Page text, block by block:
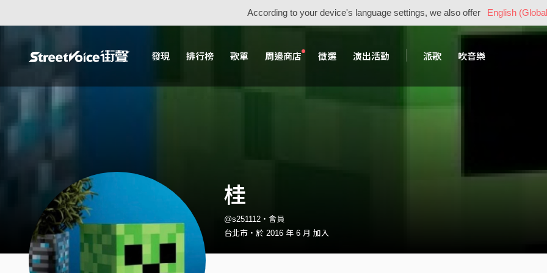
According to your device's language settings, we also offer English
發現 排行榜 歌單 周邊商店 徵選 演出活動 派歌 吹音樂
桂
@s251112・會員
台北市・於 2016 年 6 月 加入